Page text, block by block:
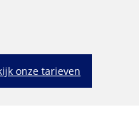
onze tarieven